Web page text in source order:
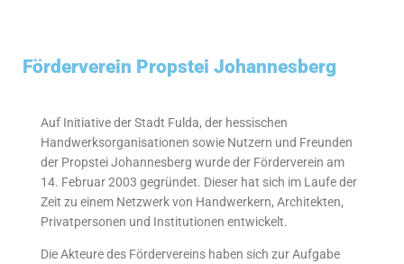
Förderverein Propstei Johannesberg
Auf Initiative der Stadt Fulda, der hessischen
Handwerksorganisationen sowie Nutzern und Freunden
der Propstei Johannesberg wurde der Förderverein am
14. Februar 2003 gegründet. Dieser hat sich im Laufe der
Zeit zu einem Netzwerk von Handwerkern, Architekten,
Privatpersonen und Institutionen entwickelt.
Die Akteure des Fördervereins haben sich zur Aufgabe